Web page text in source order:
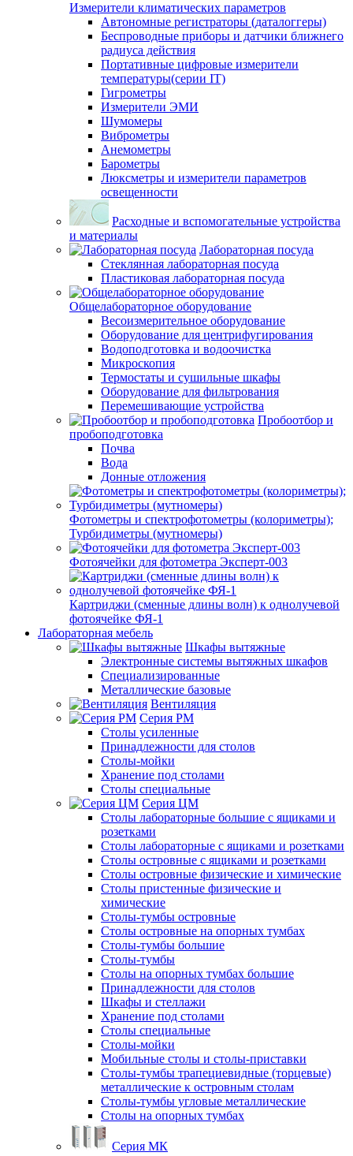
Измерители климатических параметров
Автономные регистраторы (даталоггеры)
Беспроводные приборы и датчики ближнего
радиуса действия
Портативные цифровые измерители
температуры(серии IT)
Гигрометры
Измерители ЭМИ
Шумомеры
Виброметры
Анемометры
Барометры
Люксметры и измерители параметров
освещенности
Расходные и вспомогательные устройства
и материалы
Лабораторная посуда
Стеклянная лабораторная посуда
Пластиковая лабораторная посуда
Общелабораторное оборудование
Весоизмерительное оборудование
Оборудование для центрифугирования
Водоподготовка и водоочистка
Микроскопия
Термостаты и сушильные шкафы
Оборудование для фильтрования
Перемешивающие устройства
Пробоотбор и
пробоподготовка
Почва
Вода
Донные отложения
Фотометры и спектрофотометры (колориметры);
Турбидиметры (мутномеры)
Фотоячейки для фотометра Эксперт-003
Картриджи (сменные длины волн) к однолучевой
фотоячейке ФЯ-1
Лабораторная мебель
Шкафы вытяжные
Электронные системы вытяжных шкафов
Специализированные
Металлические базовые
Вентиляция
Серия РМ
Столы усиленные
Принадлежности для столов
Столы-мойки
Хранение под столами
Столы специальные
Серия ЦМ
Столы лабораторные большие с ящиками и
розетками
Столы лабораторные с ящиками и розетками
Столы островные с ящиками и розетками
Столы островные физические и химические
Столы пристенные физические и
химические
Столы-тумбы островные
Столы островные на опорных тумбах
Столы-тумбы большие
Столы-тумбы
Столы на опорных тумбах большие
Принадлежности для столов
Шкафы и стеллажи
Хранение под столами
Столы специальные
Столы-мойки
Мобильные столы и столы-приставки
Столы-тумбы трапециевидные (торцевые)
металлические к островным столам
Столы-тумбы угловые металлические
Столы на опорных тумбах
Серия МК